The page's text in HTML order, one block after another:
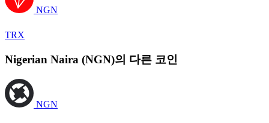
NGN
TRX
Nigerian Naira (NGN)의 다른 코인
NGN